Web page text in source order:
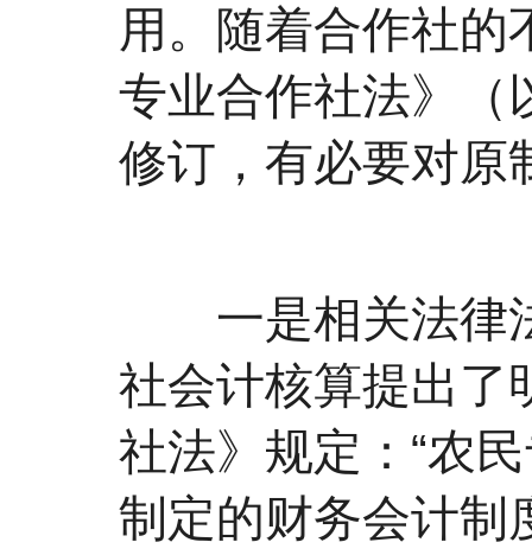
用。随着合作社的
专业合作社法》（
修订，有必要对
一是相关法律法
社会计核算提出了
社法》规定：“农
制定的财务会计制